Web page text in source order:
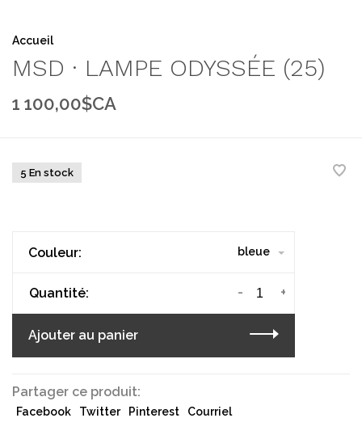
Accueil
MSD · LAMPE ODYSSÉE (25)
1 100,00$CA
5 En stock
Couleur: bleue
Quantité: +
-
Ajouter au panier
Partager ce produit:
Facebook Twitter Pinterest Courriel